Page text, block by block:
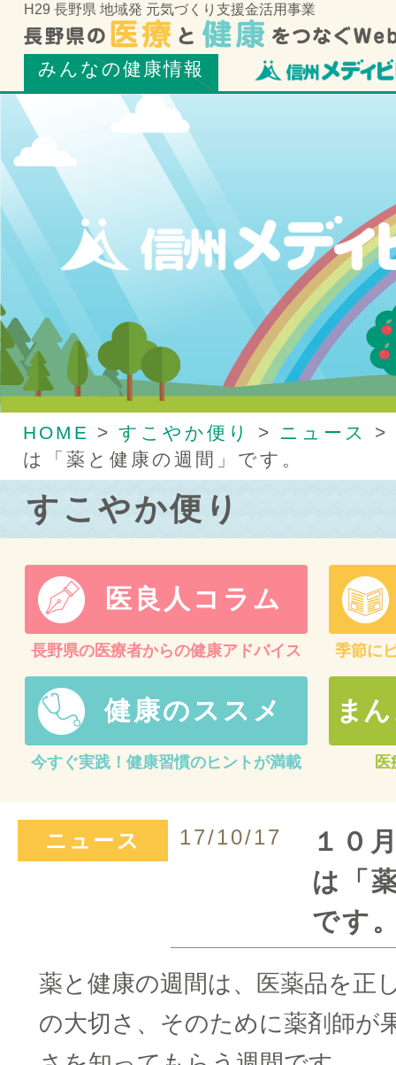
H29 長野県 地域発 元気づくり支援金活用事業
みんなの健康情報
HOME > すこやか便り > ニュース
>
は「薬と健康の週間」です。
すこやか便り
医良人コラム
長野県の医療者からの健康アドバイス 季節に
健康のススメ
今すぐ実践！健康習慣のヒントが満載
ま
ニュース 17/10/17
１０
は「
です
薬と健康の週間は、医薬品を正
の大切さ、そのために薬剤師が